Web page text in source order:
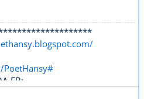
FB:
DUONGLUAT.XUONGH